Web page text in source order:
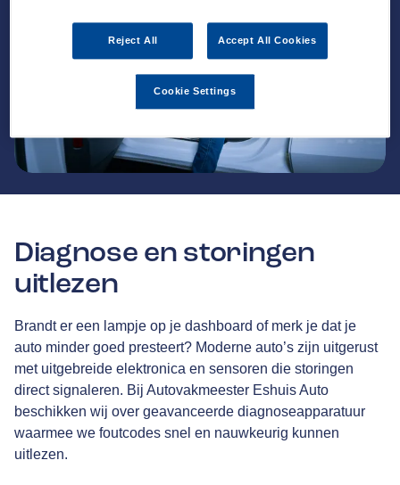
Diagnose en storingen
uitlezen
Brandt er een lampje op je dashboard of merk je dat je
auto minder goed presteert? Moderne auto’s zijn uitgerust
met uitgebreide elektronica en sensoren die storingen
direct signaleren. Bij Autovakmeester Eshuis Auto
beschikken wij over geavanceerde diagnoseapparatuur
waarmee we foutcodes snel en nauwkeurig kunnen
uitlezen.
Reject All Accept All Cookies
Cookie Settings